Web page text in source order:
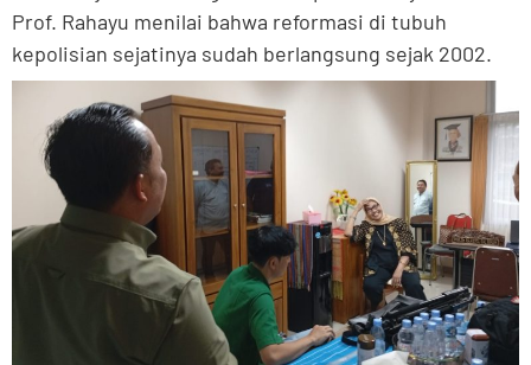
Prof. Rahayu menilai bahwa reformasi di tubuh
kepolisian sejatinya sudah berlangsung sejak 2002.